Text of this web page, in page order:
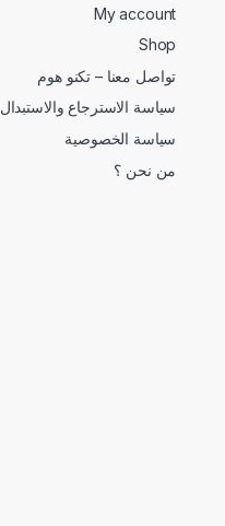
My account
Shop
تواصل معنا – تكنو هوم
سياسة الاسترجاع والاستبدال
سياسة الخصوصية
من نحن ؟